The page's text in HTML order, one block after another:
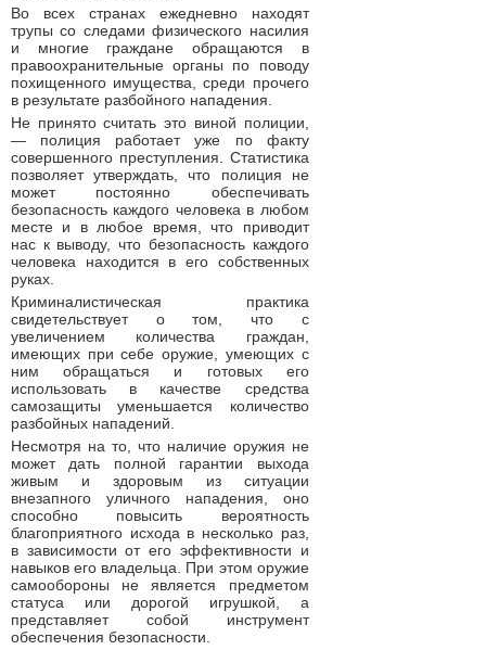
Во всех странах ежедневно находят
трупы со следами физического насилия
и многие граждане обращаются в
правоохранительные органы по поводу
похищенного имущества, среди прочего
в результате разбойного нападения.
Не принято считать это виной полиции,
— полиция работает уже по факту
совершенного преступления. Статистика
позволяет утверждать, что полиция не
может постоянно обеспечивать
безопасность каждого человека в любом
месте и в любое время, что приводит
нас к выводу, что безопасность каждого
человека находится в его собственных
руках.
Криминалистическая практика
свидетельствует о том, что с
увеличением количества граждан,
имеющих при себе оружие, умеющих с
ним обращаться и готовых его
использовать в качестве средства
самозащиты уменьшается количество
разбойных нападений.
Несмотря на то, что наличие оружия не
может дать полной гарантии выхода
живым и здоровым из ситуации
внезапного уличного нападения, оно
способно повысить вероятность
благоприятного исхода в несколько раз,
в зависимости от его эффективности и
навыков его владельца. При этом оружие
самообороны не является предметом
статуса или дорогой игрушкой, а
представляет собой инструмент
обеспечения безопасности.